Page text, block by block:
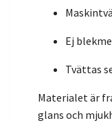
Ej
Tvättas
Materialet är
glans och